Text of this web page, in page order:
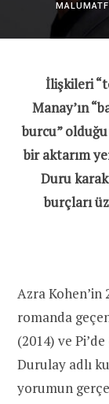
İlişkileri
Manay’ın
burcu”
bir aktarım
Duru
burçları
Azra Kohen’in
romanda
(2014) ve
Durulay adlı
yorumun